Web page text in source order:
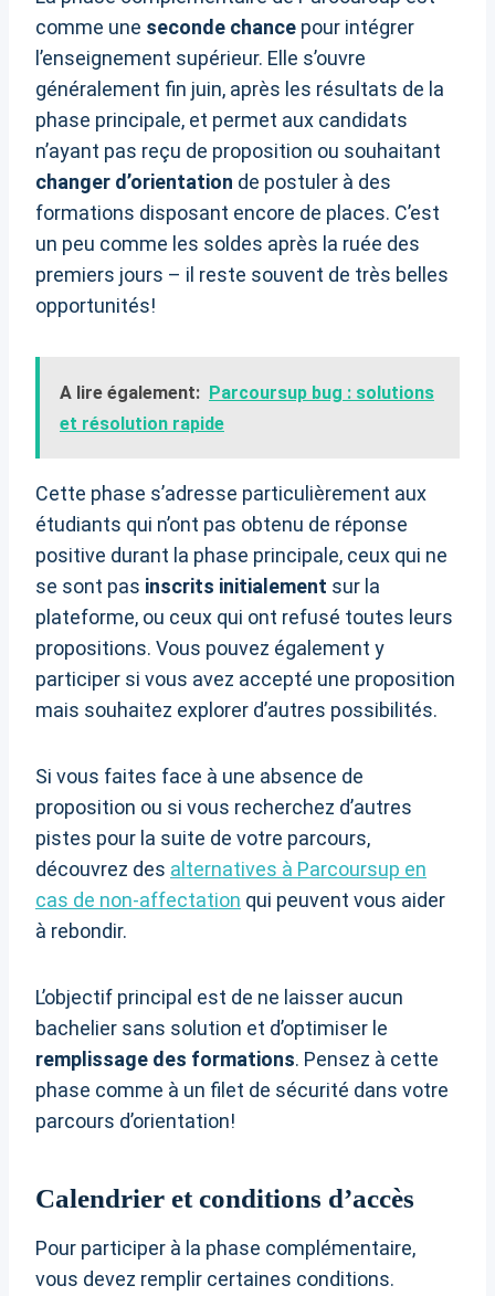
comme une seconde chance pour intégrer
l’enseignement supérieur. Elle s’ouvre
généralement fin juin, après les résultats de la
phase principale, et permet aux candidats
n’ayant pas reçu de proposition ou souhaitant
changer d’orientation de postuler à des
formations disposant encore de places. C’est
un peu comme les soldes après la ruée des
premiers jours – il reste souvent de très belles
opportunités!
A lire également: Parcoursup bug : solutions
et résolution rapide
Cette phase s’adresse particulièrement aux
étudiants qui n’ont pas obtenu de réponse
positive durant la phase principale, ceux qui ne
se sont pas inscrits initialement sur la
plateforme, ou ceux qui ont refusé toutes leurs
propositions. Vous pouvez également y
participer si vous avez accepté une proposition
mais souhaitez explorer d’autres possibilités.
Si vous faites face à une absence de
proposition ou si vous recherchez d’autres
pistes pour la suite de votre parcours,
découvrez des alternatives à Parcoursup en
cas de non-affectation qui peuvent vous aider
à rebondir.
L’objectif principal est de ne laisser aucun
bachelier sans solution et d’optimiser le
remplissage des formations. Pensez à cette
phase comme à un filet de sécurité dans votre
parcours d’orientation!
Calendrier et conditions d’accès
Pour participer à la phase complémentaire,
vous devez remplir certaines conditions.